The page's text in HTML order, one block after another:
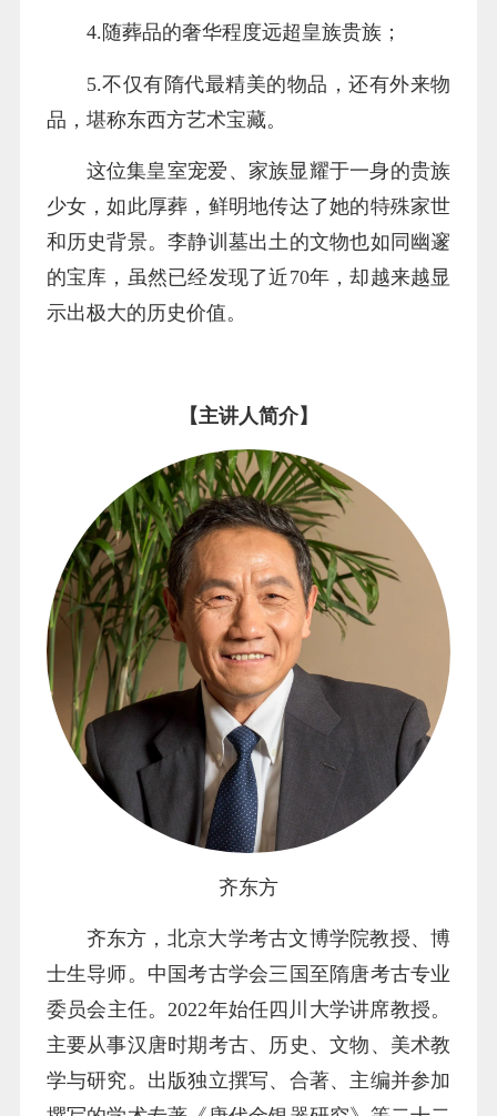
4.随葬品的奢华程度远超皇族贵族；
5.不仅有隋代最精美的物品，还有外来物
品，堪称东西方艺术宝藏。
这位集皇室宠爱、家族显耀于一身的贵族
少女，如此厚葬，鲜明地传达了她的特殊家世
和历史背景。李静训墓出土的文物也如同幽邃
的宝库，虽然已经发现了近70年，却越来越显
示出极大的历史价值。
【主讲人简介】
齐东方
齐东方，北京大学考古文博学院教授、博
士生导师。中国考古学会三国至隋唐考古专业
委员会主任。2022年始任四川大学讲席教授。
主要从事汉唐时期考古、历史、文物、美术教
学与研究。出版独立撰写、合著、主编并参加